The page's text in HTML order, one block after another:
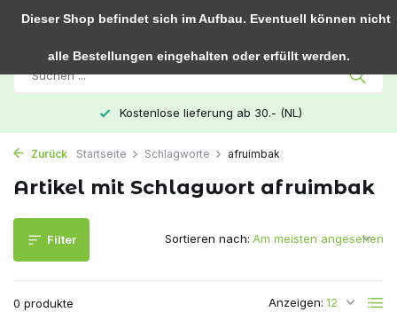
0
Kostenlose lieferung ab 30.- (NL)
Zurück Startseite Schlagworte afruimbak
Artikel mit Schlagwort afruimbak
Filter
0 produkte Anzeigen:
Sortieren nach:
Dieser Shop befindet sich im Aufbau. Eventuell können nicht
alle Bestellungen eingehalten oder erfüllt werden.